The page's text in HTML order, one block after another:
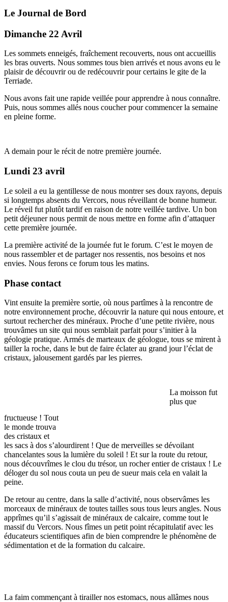
Le Journal de Bord
Dimanche 22 Avril
Les sommets enneigés, fraîchement recouverts, nous ont accueillis
les bras ouverts. Nous sommes tous bien arrivés et nous avons eu le
plaisir de découvrir ou de redécouvrir pour certains le gite de la
Terriade.
Nous avons fait une rapide veillée pour apprendre à nous connaître.
Puis, nous sommes allés nous coucher pour commencer la semaine
en pleine forme.
A demain pour le récit de notre première journée.
Lundi 23 avril
Le soleil a eu la gentillesse de nous montrer ses doux rayons, depuis
si longtemps absents du Vercors, nous réveillant de bonne humeur.
Le réveil fut plutôt tardif en raison de notre veillée tardive. Un bon
petit déjeuner nous permit de nous mettre en forme afin d’attaquer
cette première journée.
La première activité de la journée fut le forum. C’est le moyen de
nous rassembler et de partager nos ressentis, nos besoins et nos
envies. Nous ferons ce forum tous les matins.
Phase contact
Vint ensuite la première sortie, où nous partîmes à la rencontre de
notre environnement proche, découvrir la nature qui nous entoure, et
surtout rechercher des minéraux. Proche d’une petite rivière, nous
trouvâmes un site qui nous semblait parfait pour s’initier à la
géologie pratique. Armés de marteaux de géologue, tous se mirent à
tailler la roche, dans le but de faire éclater au grand jour l’éclat de
cristaux, jalousement gardés par les pierres.
La moisson fut
plus que
fructueuse ! Tout
le monde trouva
des cristaux et
les sacs à dos s’alourdirent ! Que de merveilles se dévoilant
chancelantes sous la lumière du soleil ! Et sur la route du retour,
nous découvrîmes le clou du trésor, un rocher entier de cristaux ! Le
déloger du sol nous couta un peu de sueur mais cela en valait la
peine.
De retour au centre, dans la salle d’activité, nous observâmes les
morceaux de minéraux de toutes tailles sous tous leurs angles. Nous
apprîmes qu’il s’agissait de minéraux de calcaire, comme tout le
massif du Vercors. Nous fîmes un petit point récapitulatif avec les
éducateurs scientifiques afin de bien comprendre le phénomène de
sédimentation et de la formation du calcaire.
La faim commençant à tirailler nos estomacs, nous allâmes nous